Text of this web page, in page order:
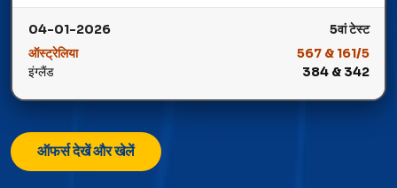
Winner: इंग्लैंड
04-01-2026
5वां टेस्ट
ऑस्ट्रेलिया
567 & 161/5
इंग्लैंड
384 & 342
Winner: ऑस्ट्रेलिया
ऑफर्स देखें और खेलें